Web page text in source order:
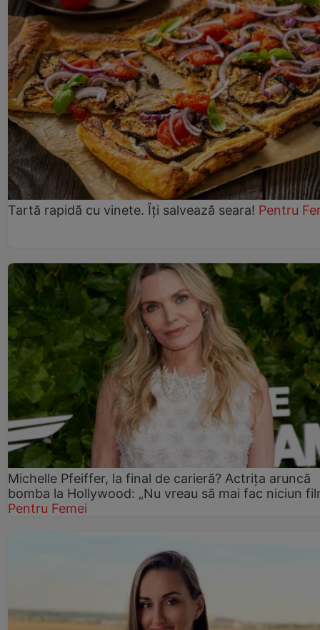
Tartă rapidă cu vinete. Îți salvează seara! Pentru
Michelle Pfeiffer, la final de carieră? Actrița aruncă
bomba la Hollywood: „Nu vreau să mai fac niciun
Pentru Femei